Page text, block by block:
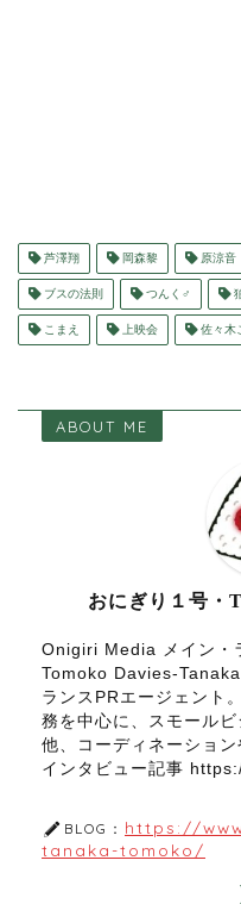
芦澤翔 岡森黎 原涼音
ブスの法則 つんく♂
こまえ 上映会 佐々木
ABOUT ME
おにぎり１号・
Onigiri Media メイン・
Tomoko Davies-
ランスPRエージェント
務を中心に、スモール
他、コーディネーション
インタビュー記事
BLOG： https://
tanaka-tomoko/